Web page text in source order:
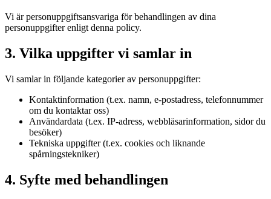
Vi är personuppgiftsansvariga för behandlingen av dina
personuppgifter enligt denna policy.
3. Vilka uppgifter vi samlar in
Vi samlar in följande kategorier av personuppgifter:
Kontaktinformation (t.ex. namn, e-postadress, telefonnummer
om du kontaktar oss)
Användardata (t.ex. IP-adress, webbläsarinformation, sidor du
besöker)
Tekniska uppgifter (t.ex. cookies och liknande
spårningstekniker)
4. Syfte med behandlingen